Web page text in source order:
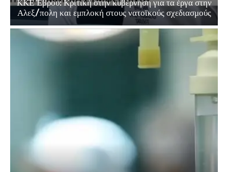
ΚΚΕ Έβρου: Κριτική στην κυβέρνηση για τα έργα στην
Αλεξ/πολη και εμπλοκή στους νατοϊκούς σχεδιασμούς